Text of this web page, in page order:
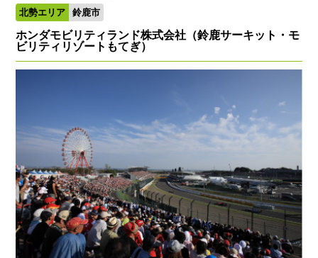
北勢エリア 鈴鹿市
ホンダモビリティランド株式会社（鈴鹿サーキット・モ
ビリティリゾートもてぎ）